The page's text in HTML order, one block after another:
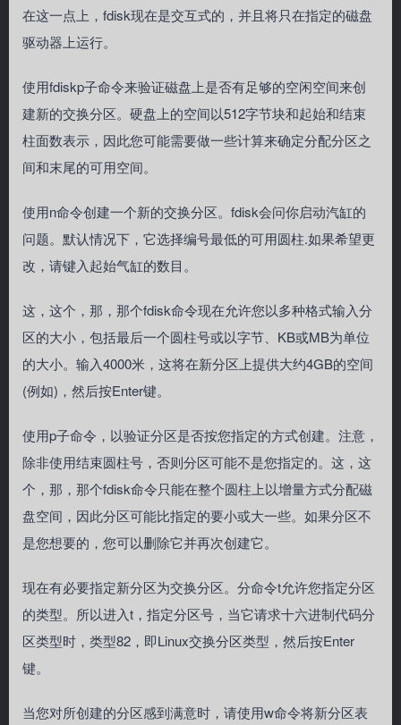
在这一点上，fdisk现在是交互式的，并且将只在指定的磁盘
驱动器上运行。
使用fdiskp子命令来验证磁盘上是否有足够的空闲空间来创
建新的交换分区。硬盘上的空间以512字节块和起始和结束
柱面数表示，因此您可能需要做一些计算来确定分配分区之
间和末尾的可用空间。
使用n命令创建一个新的交换分区。fdisk会问你启动汽缸的
问题。默认情况下，它选择编号最低的可用圆柱.如果希望更
改，请键入起始气缸的数目。
这，这个，那，那个fdisk命令现在允许您以多种格式输入分
区的大小，包括最后一个圆柱号或以字节、KB或MB为单位
的大小。输入4000米，这将在新分区上提供大约4GB的空间
(例如)，然后按Enter键。
使用p子命令，以验证分区是否按您指定的方式创建。注意，
除非使用结束圆柱号，否则分区可能不是您指定的。这，这
个，那，那个fdisk命令只能在整个圆柱上以增量方式分配磁
盘空间，因此分区可能比指定的要小或大一些。如果分区不
是您想要的，您可以删除它并再次创建它。
现在有必要指定新分区为交换分区。分命令t允许您指定分区
的类型。所以进入t，指定分区号，当它请求十六进制代码分
区类型时，类型82，即Linux交换分区类型，然后按Enter
键。
当您对所创建的分区感到满意时，请使用w命令将新分区表